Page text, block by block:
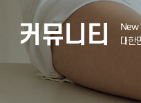
커뮤니티